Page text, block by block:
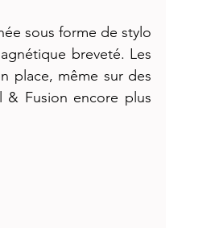
sous forme de stylo
breveté. Les
place, même sur des
& Fusion encore plus